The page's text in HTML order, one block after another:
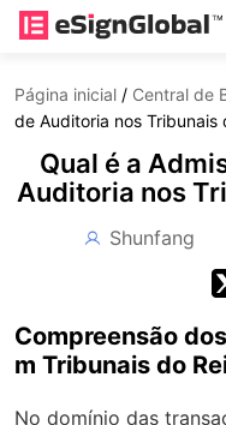
Página inicial / Central de
de Auditoria nos Tribunais
Qual é a
Auditoria nos
Shunfang
Compreensão
m Tribunais do
No domínio das